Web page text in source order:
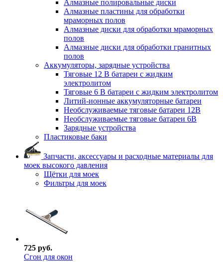
Алмазные полировальные диски
Алмазные пластины для обработки
мраморных полов
Алмазные диски для обработки мраморных
полов
Алмазные диски для обработки гранитных
полов
Аккумуляторы, зарядные устройства
Тяговые 12 В батареи с жидким
электролитом
Тяговые 6 В батареи с жидким электролитом
Литий-ионные аккумуляторные батареи
Необслуживаемые тяговые батареи 12В
Необслуживаемые тяговые батареи 6В
Зарядные устройства
Пластиковые баки
Запчасти, аксессуары и расходные материалы для
моек высокого давления
Щётки для моек
Фильтры для моек
725 руб.
Сгон для окон